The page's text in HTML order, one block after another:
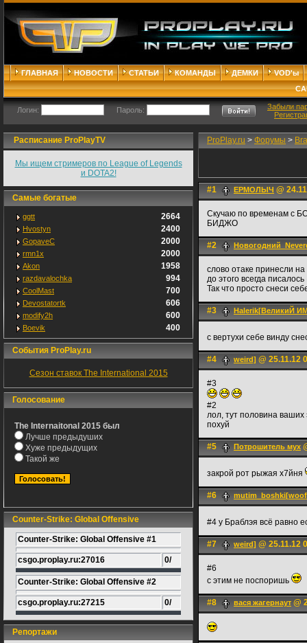
ГЛАВНАЯ НОВОСТИ СТАТЬИ КОМАНДЫ ДЕМКИ
VOD'ы
Логин: Пароль:
Забыли
Расписание ProPlayTV
Мы ищем стримеров по League of Legends
и DOTA2!
Самые богатые
ggtt 2664
Hvostyn 2400
GopaveC 2000
rmn1x 2000
Akon 1958
razdavalochka 994
CoolMast 700
Devostatortk 606
modify2h 600
Boevik 400
События ProPlay.ru
Сезон ставок The International 2015
Голосование
The Internaitonal 2015 был
Лучше предыдуших
Хуже предыдущих
Такой же
Counter-Strike: Global Offensive
Counter-Strike: Global Offensive #1
csgo.proplay.ru:27016 0/
Counter-Strike: Global Offensive #2
csgo.proplay.ru:27215 0/
Репортажи
ProPlay.ru > Форумы >
#1 ЕРМОЛЫЧ @
Скучаю по временам с
БИДЖО
#2
слово отаке принесли
до этого всегда
Так что просто снеси
#3 Halerik[ВеликиЙ
с вертухи себе винду
#4 weird] @ 25.11.12
#3
#2
лол, тут половина ваших
похуй
#5 Потрошитель мух
закрой рот рыжая х7йня
#6
#4 у Браблэя всё равно
#7 weird] @ 25.11.12
#6
с этим не поспоришь
#8 вася жагернаут @